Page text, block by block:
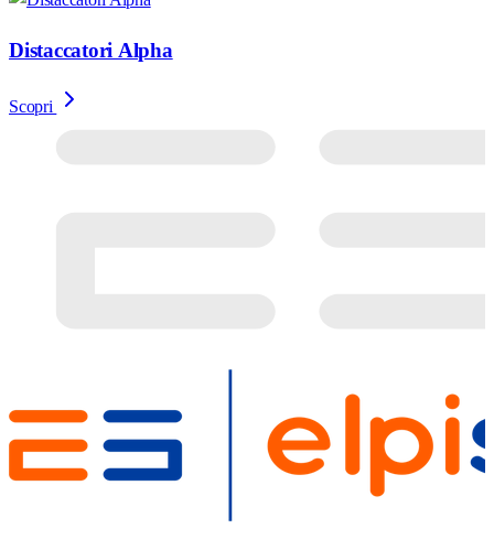
Distaccatori Alpha
Scopri